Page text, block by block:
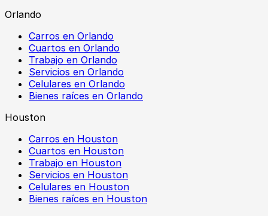
Orlando
Carros en Orlando
Cuartos en Orlando
Trabajo en Orlando
Servicios en Orlando
Celulares en Orlando
Bienes raíces en Orlando
Houston
Carros en Houston
Cuartos en Houston
Trabajo en Houston
Servicios en Houston
Celulares en Houston
Bienes raíces en Houston